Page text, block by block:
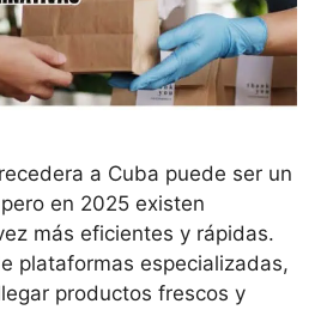
a Cuba puede ser un
en 2025 existen
más eficientes y rápidas.
plataformas especializadas,
productos frescos y